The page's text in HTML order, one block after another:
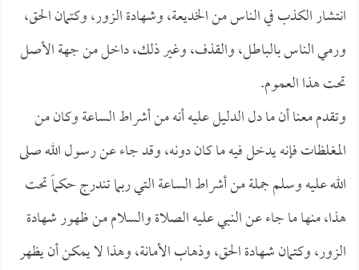
انتشار الكذب في الناس من الخديعة، وشهادة الزور، وكتمان الحق،
ورمي الناس بالباطل، والقذف، وغير ذلك، داخل من جهة الأصل
تحت هذا العموم.
وتقدم معنا أن ما دل الدليل عليه أنه من أشراط الساعة وكان من
المغلظات فإنه يدخل فيه ما كان دونه، وقد جاء عن رسول الله صلى
الله عليه وسلم جملة من أشراط الساعة التي ربما تندرج حكماً تحت
هذا، منها ما جاء عن النبي عليه الصلاة والسلام من ظهور شهادة
الزور، وكتمان شهادة الحق، وذهاب الأمانة، وهذا لا يمكن أن يظهر